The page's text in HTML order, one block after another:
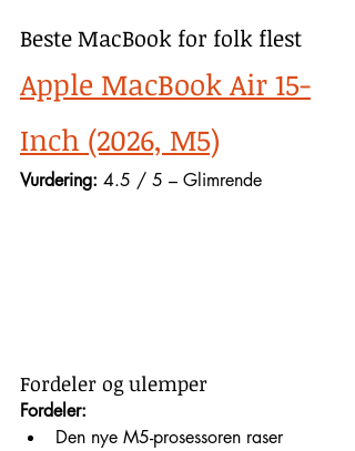
Beste MacBook for folk flest
Apple MacBook Air 15-
Inch (2026, M5)
Vurdering: 4.5 / 5 – Glimrende
Fordeler og ulemper
Fordeler:
Den nye M5-prosessoren raser